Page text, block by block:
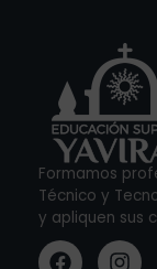
Formamos
Técnico y
y apliquen sus